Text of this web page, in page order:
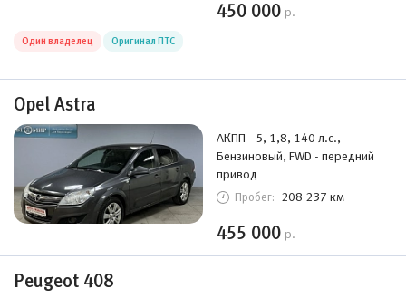
450 000 р.
Один владелец Оригинал ПТС
Opel Astra
АКПП - 5, 1,8, 140 л.с.,
Бензиновый, FWD - передний
привод
Пробег: 208 237 км
455 000 р.
Peugeot 408